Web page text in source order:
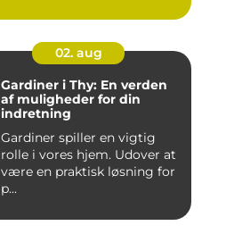
02. aug
Gardiner i Thy: En verden
af muligheder for din
indretning
Gardiner spiller en vigtig
rolle i vores hjem. Udover at
være en praktisk løsning for
p...